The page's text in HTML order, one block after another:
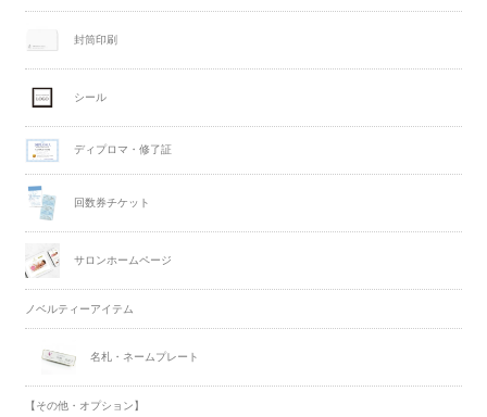
封筒印刷
シール
ディプロマ・修了証
回数券チケット
サロンホームページ
ノベルティーアイテム
名札・ネームプレート
【その他・オプション】